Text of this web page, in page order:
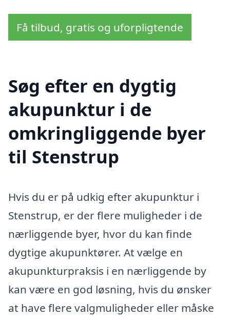
Få tilbud, gratis og uforpligtende
Søg efter en dygtig
akupunktur i de
omkringliggende byer
til Stenstrup
Hvis du er på udkig efter akupunktur i
Stenstrup, er der flere muligheder i de
nærliggende byer, hvor du kan finde
dygtige akupunktører. At vælge en
akupunkturpraksis i en nærliggende by
kan være en god løsning, hvis du ønsker
at have flere valgmuligheder eller måske